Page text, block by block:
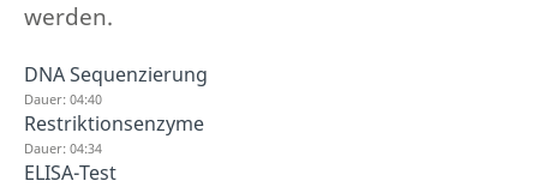
werden.
DNA Sequenzierung
Dauer: 04:40
Restriktionsenzyme
Dauer: 04:34
ELISA-Test